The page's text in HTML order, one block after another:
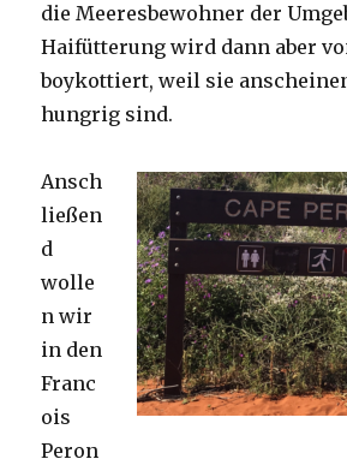
die Meeresbewohner der
Haifütterung wird dann aber
boykottiert, weil sie
hungrig sind.
Ansch
ließen
d
wolle
n wir
in den
Franc
ois
Peron